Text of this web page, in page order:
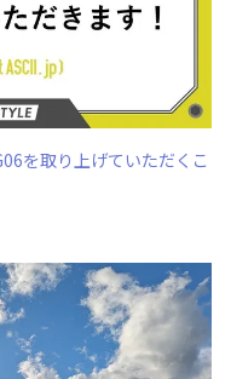
を取り上げていただくこ